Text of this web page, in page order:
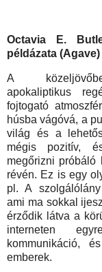
Octavia E.
példázata (Agave)
A
apokaliptikus
fojtogató
húsba vágóvá, a
világ és a
mégis pozitív,
megőrizni próbáló
révén. Ez is egy
pl. A
ami ma sokkal
érződik látva a
interneten
kommunikáció,
emberek.